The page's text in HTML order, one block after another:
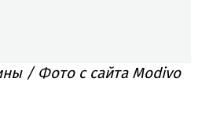
/ Фото с сайта Modivo